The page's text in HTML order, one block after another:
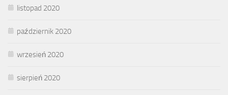
listopad 2020
październik 2020
wrzesień 2020
sierpień 2020